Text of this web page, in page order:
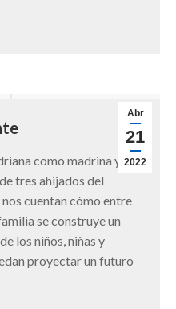
Abr
21
2022
como madrina y la
tres ahijados del
cuentan cómo entre
se construye un
los niños, niñas y
proyectar un futuro